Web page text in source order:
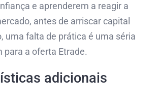
e aprenderem a reagir a
antes de arriscar capital
uma falta de prática é uma séria
para a oferta Etrade.
adicionais